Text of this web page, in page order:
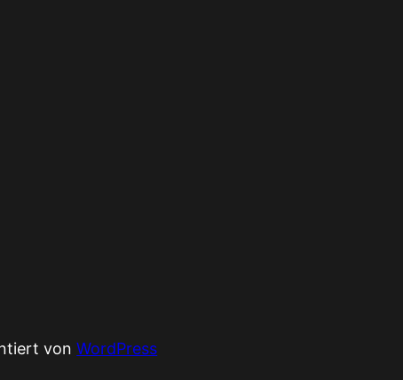
vonWordPress